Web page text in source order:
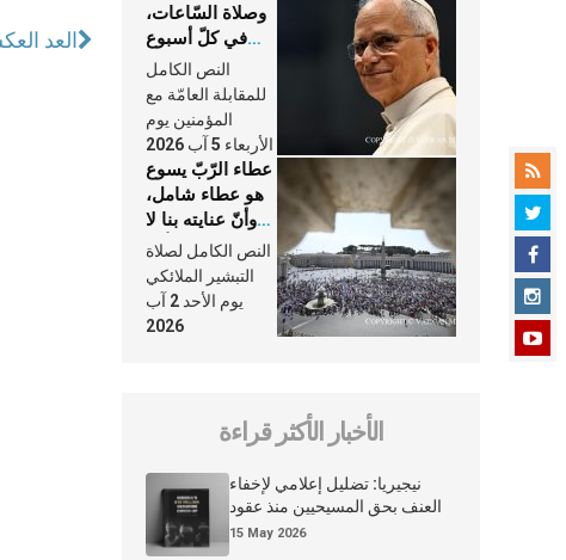
العد
وصلاة السّاعات،
في كلّ أسبوع
وكلّ يوم، هما
النَّفَس في حياة
الكنيسة
النص الكامل
للمقابلة العامّة مع
المؤمنين يوم
الأربعاء 5 آب 2026
عطاء الرّبّ يسوع
هو عطاء شامل،
وأنّ عنايته بنا لا
تغيب عنّا أبدًا
النص الكامل لصلاة
التبشير الملائكي
يوم الأحد 2 آب
2026
الأخبار الأكثر قراءة
نيجيريا: تضليل إعلامي لإخفاء
العنف بحق المسيحيين منذ عقود
15 May 2026